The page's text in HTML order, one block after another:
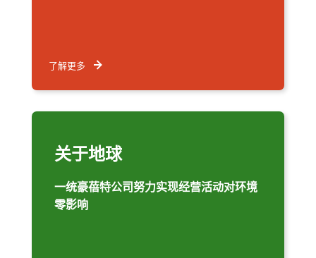
了解更多
关于地球
一统豪蓓特公司努力实现经营活动对环境
零影响